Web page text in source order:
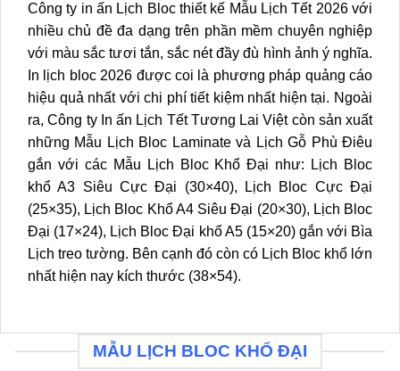
Công ty in ấn Lịch Bloc thiết kế Mẫu Lịch Tết 2026 với
nhiều chủ đề đa dạng trên phần mềm chuyên nghiệp
với màu sắc tươi tắn, sắc nét đầy đù hình ảnh ý nghĩa.
In lịch bloc 2026 được coi là phương pháp quảng cáo
hiệu quả nhất với chi phí tiết kiệm nhất hiện tại. Ngoài
ra, Công ty In ấn Lịch Tết Tương Lai Việt còn sản xuất
những Mẫu Lịch Bloc Laminate và Lịch Gỗ Phù Điêu
gắn với các Mẫu Lịch Bloc Khổ Đại như: Lịch Bloc
khổ A3 Siêu Cực Đại (30×40), Lịch Bloc Cực Đại
(25×35), Lịch Bloc Khổ A4 Siêu Đại (20×30), Lịch Bloc
Đại (17×24), Lịch Bloc Đại khổ A5 (15×20) gắn với Bìa
Lịch treo tường. Bên cạnh đó còn có Lịch Bloc khổ lớn
nhất hiện nay kích thước (38×54).
MẪU LỊCH BLOC KHỔ ĐẠI